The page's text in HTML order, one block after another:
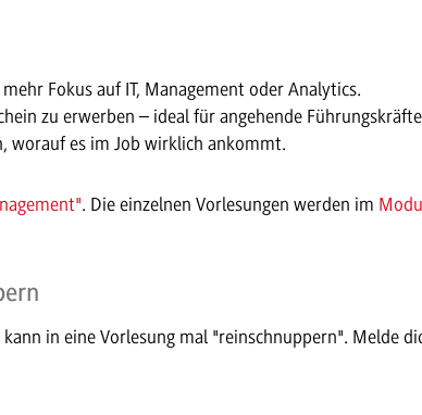
Fokus auf IT, Management oder Analytics.
zu erwerben – ideal für angehende
worauf es im Job wirklich ankommt.
. Die einzelnen Vorlesungen werden im
in eine Vorlesung mal "reinschnuppern". Melde